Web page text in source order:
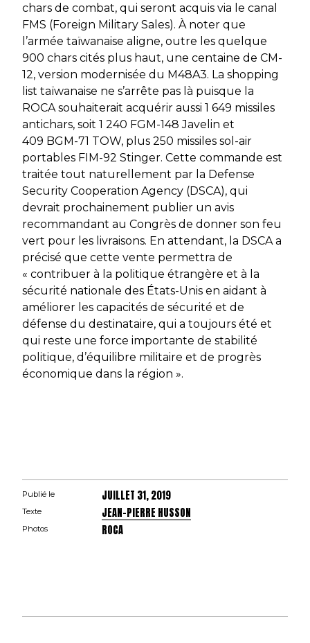
chars de combat, qui seront acquis via le canal
FMS (Foreign Military Sales). À noter que
l’armée taïwanaise aligne, outre les quelque
900 chars cités plus haut, une centaine de CM-
12, version modernisée du M48A3. La shopping
list taïwanaise ne s’arrête pas là puisque la
ROCA souhaiterait acquérir aussi 1 649 missiles
antichars, soit 1 240 FGM-148 Javelin et
409 BGM-71 TOW, plus 250 missiles sol-air
portables FIM-92 Stinger. Cette commande est
traitée tout naturellement par la Defense
Security Cooperation Agency (DSCA), qui
devrait prochainement publier un avis
recommandant au Congrès de donner son feu
vert pour les livraisons. En attendant, la DSCA a
précisé que cette vente permettra de
« contribuer à la politique étrangère et à la
sécurité nationale des États-Unis en aidant à
améliorer les capacités de sécurité et de
défense du destinataire, qui a toujours été et
qui reste une force importante de stabilité
politique, d’équilibre militaire et de progrès
économique dans la région ».
Publié le JUILLET 31, 2019
Texte JEAN-PIERRE HUSSON
Photos ROCA